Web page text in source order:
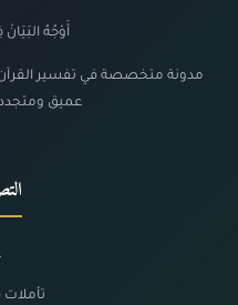
أَوْجُهُ
مدونة متخصصة في تفسير القرآن
عميق ومتجدد
تأملات